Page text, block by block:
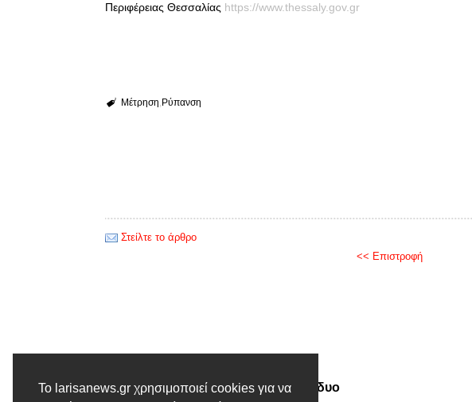
Το larisanews.gr χρησιμοποιεί cookies για να
Περιφέρειας Θεσσαλίας https://www.thessaly.gov.gr
Μέτρηση Ρύπανση
Στείλτε το άρθρο
<< Επιστροφή
Στην κορυφή του κόσμου με δυο